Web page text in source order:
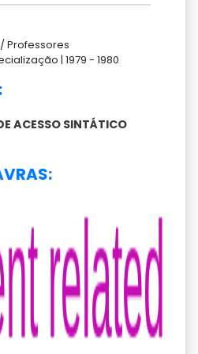
Professores
| 1979 - 1980
ACESSO SINTÁTICO